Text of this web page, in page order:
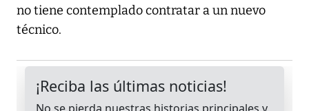
no tiene contemplado contratar a un nuevo
técnico.